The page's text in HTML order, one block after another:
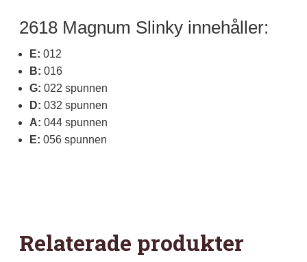
2618 Magnum Slinky innehåller:
E: 012
B: 016
G: 022 spunnen
D: 032 spunnen
A: 044 spunnen
E: 056 spunnen
Relaterade produkter